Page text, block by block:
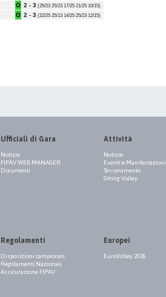
O 2 - 3 (25/23 25/23 17/25 21/25 10/15)
O 2 - 3 (22/25 25/13 14/25 25/23 12/15)
Ufficiali di Gara
Notizie
FIPAV WEB MANAGER
Documenti
Attività
Notizie
Eventi e Manifestazioni
Tesseramento
Sitting Volley
Regolamenti
Disposizioni campionati
Regolamenti Nazionali
Assicurazione FIPAV
Europei
EuroVolley 2026